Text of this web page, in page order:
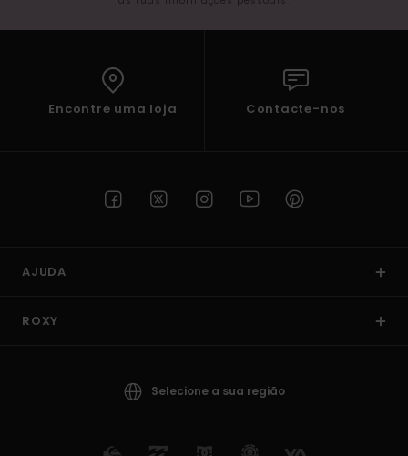
Encontre uma loja Contacte-nos
AJUDA
ROXY
Selecione a sua região